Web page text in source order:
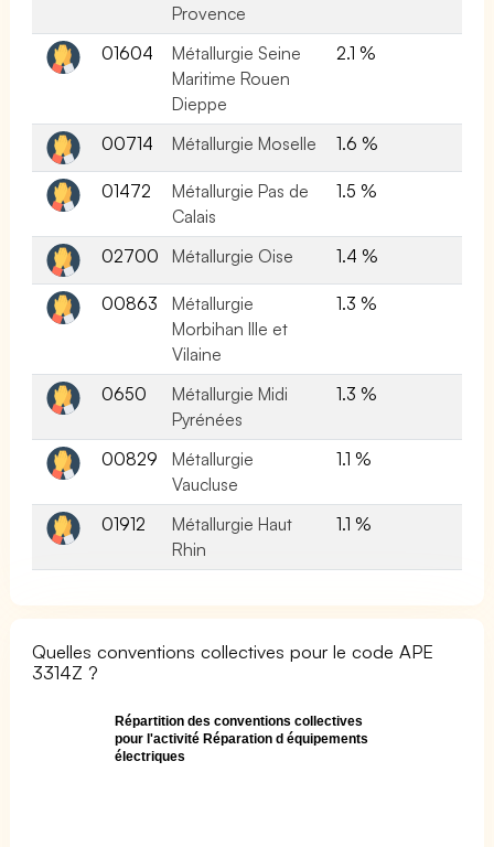
Provence
01604
Métallurgie Seine
Maritime Rouen
Dieppe
2.1 %
00714 Métallurgie Moselle 1.6 %
01472
Métallurgie Pas de
Calais
1.5 %
02700 Métallurgie Oise 1.4 %
00863
Métallurgie
Morbihan Ille et
Vilaine
1.3 %
0650
Métallurgie Midi
Pyrénées
1.3 %
00829
Métallurgie
Vaucluse
1.1 %
01912
Métallurgie Haut
Rhin
1.1 %
Quelles conventions collectives pour le code APE
3314Z ?
Répartition des conventions collectives
pour l'activité Réparation d équipements
électriques